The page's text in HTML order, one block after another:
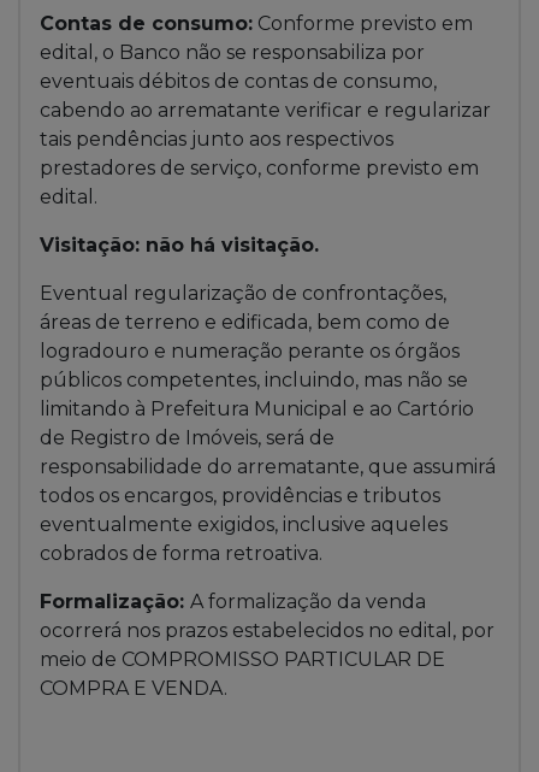
Contas de consumo: Conforme previsto em
edital, o Banco não se responsabiliza por
eventuais débitos de contas de consumo,
cabendo ao arrematante verificar e regularizar
tais pendências junto aos respectivos
prestadores de serviço, conforme previsto em
edital.
Visitação: não há visitação.
Eventual regularização de confrontações,
áreas de terreno e edificada, bem como de
logradouro e numeração perante os órgãos
públicos competentes, incluindo, mas não se
limitando à Prefeitura Municipal e ao Cartório
de Registro de Imóveis, será de
responsabilidade do arrematante, que assumirá
todos os encargos, providências e tributos
eventualmente exigidos, inclusive aqueles
cobrados de forma retroativa.
Formalização: A formalização da venda
ocorrerá nos prazos estabelecidos no edital, por
meio de COMPROMISSO PARTICULAR DE
COMPRA E VENDA.